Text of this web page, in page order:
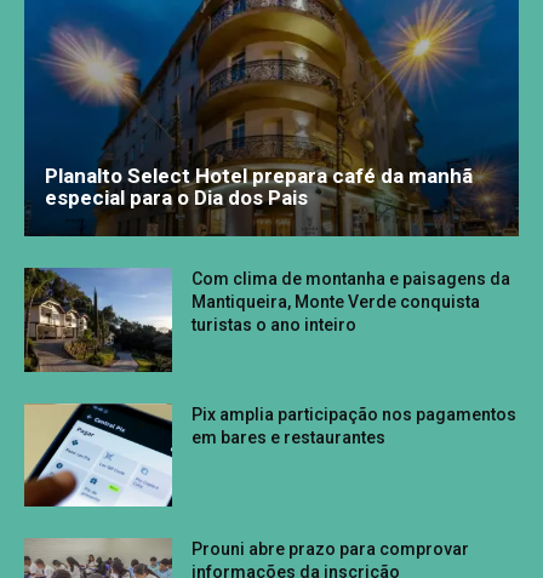
Planalto Select Hotel prepara café da manhã
especial para o Dia dos Pais
Com clima de montanha e paisagens da
Mantiqueira, Monte Verde conquista
turistas o ano inteiro
Pix amplia participação nos pagamentos
em bares e restaurantes
Prouni abre prazo para comprovar
informações da inscrição